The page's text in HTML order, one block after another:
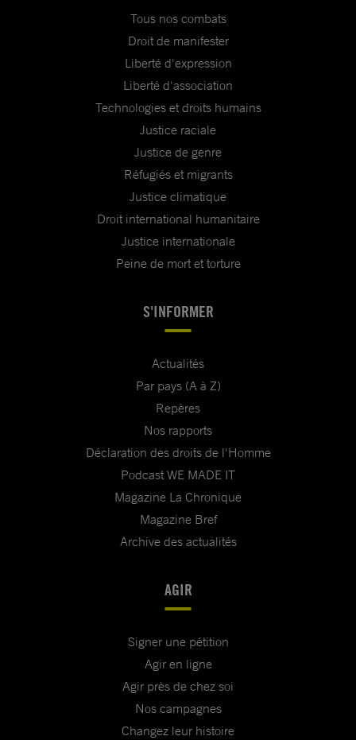
Tous nos combats
Droit de manifester
Liberté d'expression
Liberté d'association
Technologies et droits humains
Justice raciale
Justice de genre
Réfugiés et migrants
Justice climatique
Droit international humanitaire
Justice internationale
Peine de mort et torture
S'INFORMER
Actualités
Par pays (A à Z)
Repères
Nos rapports
Déclaration des droits de l'Homme
Podcast WE MADE IT
Magazine La Chronique
Magazine Bref
Archive des actualités
AGIR
Signer une pétition
Agir en ligne
Agir près de chez soi
Nos campagnes
Changez leur histoire